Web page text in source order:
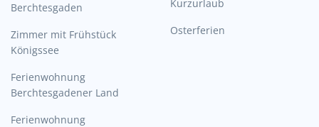
Berchtesgaden
Zimmer mit Frühstück
Königssee
Ferienwohnung
Berchtesgadener Land
Ferienwohnung
Kurzurlaub
Osterferien